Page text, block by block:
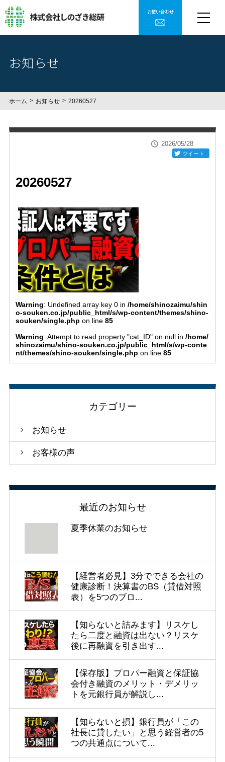
お問い合わせ
お知らせ
ホーム お知らせ 20260527
2026/05/28
ツイート
20260527
Warning: Undefined array key 0 in/home/shinozaimu/shin
o-souken.co.jp/public_html/s/wp-content/themes/shino-
souken/single.php on line85
Warning: Attempt to read property "cat_ID" on null in/home/
shinozaimu/shino-souken.co.jp/public_html/s/wp-conte
nt/themes/shino-souken/single.php on line85
カテゴリー
お知らせ
お客様の声
最近のお知らせ
夏季休業のお知らせ
【経営者必見】3分でできる会社の
健康診断！決算書のBS（貸借対照
表）を5つのブロ...
【知らないと詰みます】リスケし
たら二度と融資は出ない？リスケ
後に再融資を引き出す...
【保存版】プロパー融資と保証協
会付き融資のメリット・デメリッ
トを元銀行員が解説し...
【知らないと損】銀行員が「この
社長に貸したい」と思う経営者の5
つの共通点について...